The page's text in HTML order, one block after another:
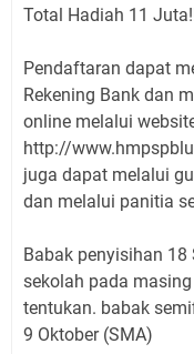
Total Hadiah 11
Pendaftaran dapat
Rekening Bank dan
online melalui
http://
juga dapat melalui
dan melalui panitia
Babak penyisihan
sekolah pada
tentukan. babak
9 Oktober (SMA)